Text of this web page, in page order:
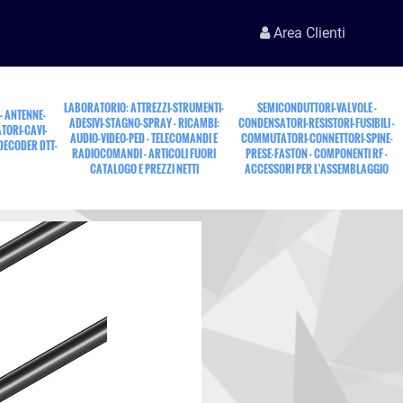
Area Clienti
ANTENNE-
CAVI-
DTT-
LABORATORIO: ATTREZZI-STRUMENTI-
ADESIVI-STAGNO-SPRAY - RICAMBI:
AUDIO-VIDEO-PED - TELECOMANDI E
RADIOCOMANDI - ARTICOLI FUORI
CATALOGO E PREZZI NETTI
SEMICONDUTTORI-VALVOLE -
CONDENSATORI-RESISTORI-FUSIBILI -
COMMUTATORI-CONNETTORI-SPINE-
PRESE-FASTON - COMPONENTI RF -
ACCESSORI PER L'ASSEMBLAGGIO